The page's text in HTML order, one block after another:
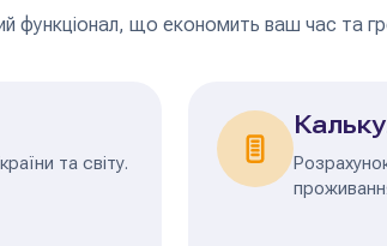
функціонал, що економить ваш час та
та світу.